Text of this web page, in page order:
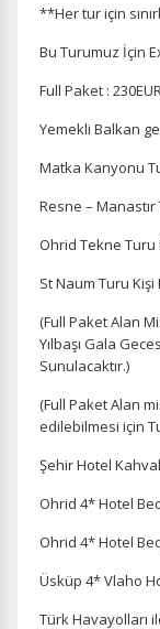
**Her tur için
Bu Turumuz İçin
Full Paket :
Yemekli Balkan
Matka Kanyonu
Resne – Manastır
Ohrid Tekne Turu
St Naum Turu Kişi
(Full Paket Alan
Yılbaşı Gala
Sunulacaktır.)
(Full Paket Alan
edilebilmesi için
Şehir Hotel
Ohrid 4* Hotel
Ohrid 4* Hotel
Üsküp 4* Vlaho
Türk Havayolları